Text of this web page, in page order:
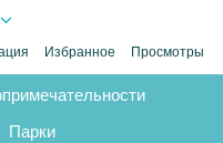
Избранное Просмотры
Парки